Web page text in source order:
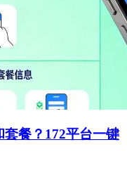
餐？172平台一键